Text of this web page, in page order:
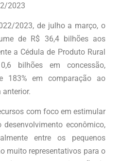
2023
2023, de julho a março, o
de R$ 36,4 bilhões aos
a Cédula de Produto Rural
bilhões em concessão,
183% em comparação ao
com foco em estimular
econômico,
entre os pequenos
muito representativos para o